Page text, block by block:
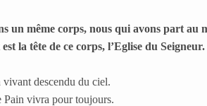
un même corps, nous qui avons part au
la tête de ce corps, l’Eglise du Seigneur.
vivant descendu du ciel.
Pain vivra pour toujours.